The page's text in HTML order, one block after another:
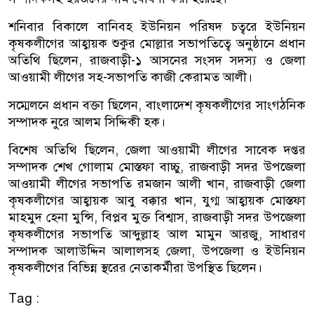
শনিবার বিকালে বানিবহ ইউনিয়ন পরিষদ চত্বরে ইউনিয়ন
কৃষকলীগের আহ্বায়ক শুকুর মোল্লার সভাপতিত্বে অনুষ্ঠানে প্রধান
অতিথি ছিলেন, রাজবাড়ী-১ আসনের সংসদ সদস্য ও জেলা
আওয়ামী লীগের সহ-সভাপতি কাজী কেরামত আলী।
সম্মেলনে প্রধান বক্তা ছিলেন, বাংলাদেশ কৃষকলীগের সাংগঠনিক
সম্পাদক নুরে আলম সিদ্দিকী হক।
বিশেষ অতিথি ছিলেন, জেলা আওয়ামী লীগের সাবেক দপ্তর
সম্পাদক শেখ গোলাম মোস্তফা বাচ্চু, রাজবাড়ী সদর উপজেলা
আওয়ামী লীগের সভাপতি রমজান আলী খান, রাজবাড়ী জেলা
কৃষকলীগের আহ্বায়ক আবু বক্কার খান, যুগ্ম আহ্বায়ক মোস্তফা
মাহমুদ হেনা মুন্সি, বিপ্লব মুক্ত বিশ্বাস, রাজবাড়ী সদর উপজেলা
কৃষকলীগের সভাপতি আব্দুল্লাহ আল মামুন আরজু, সাধারণ
সম্পাদক আলাউদ্দিন আলালসহ জেলা, উপজেলা ও ইউনিয়ন
কৃষকলীগের বিভিন্ন স্থরের নেতাকর্মীরা উপস্থিত ছিলেন।
Tag :